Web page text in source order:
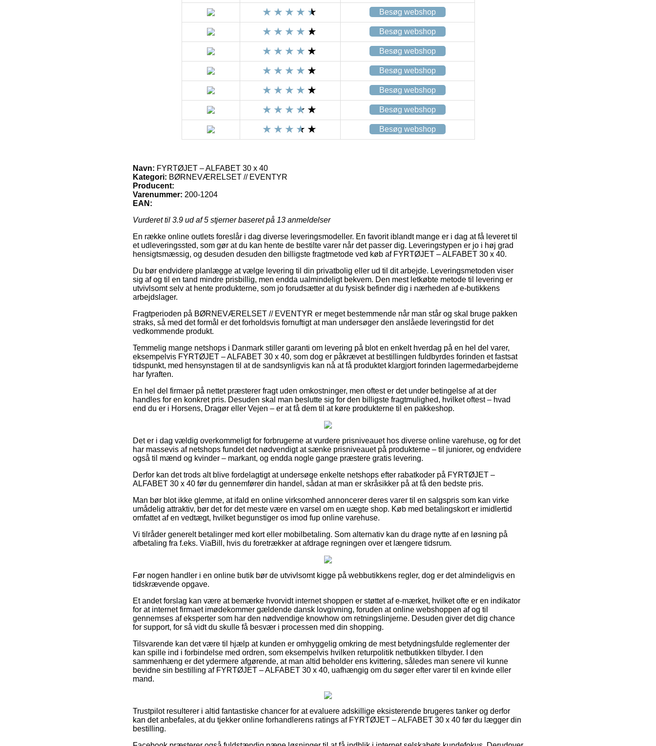
Besøg webshop
Besøg webshop
Besøg webshop
Besøg webshop
Besøg webshop
Besøg webshop
Besøg webshop
Navn: FYRTØJET – ALFABET 30 x 40
Kategori: BØRNEVÆRELSET // EVENTYR
Producent:
Varenummer: 200-1204
EAN:
Vurderet til 3.9 ud af 5 stjerner baseret på 13 anmeldelser
En række online outlets foreslår i dag diverse leveringsmodeller. En favorit iblandt mange er i dag at få leveret til
et udleveringssted, som gør at du kan hente de bestilte varer når det passer dig. Leveringstypen er jo i høj grad
hensigtsmæssig, og desuden desuden den billigste fragtmetode ved køb af FYRTØJET – ALFABET 30 x 40.
Du bør endvidere planlægge at vælge levering til din privatbolig eller ud til dit arbejde. Leveringsmetoden viser
sig af og til en tand mindre prisbillig, men endda ualmindeligt bekvem. Den mest letkøbte metode til levering er
utvivlsomt selv at hente produkterne, som jo forudsætter at du fysisk befinder dig i nærheden af e-butikkens
arbejdslager.
Fragtperioden på BØRNEVÆRELSET // EVENTYR er meget bestemmende når man står og skal bruge pakken
straks, så med det formål er det forholdsvis fornuftigt at man undersøger den anslåede leveringstid for det
vedkommende produkt.
Temmelig mange netshops i Danmark stiller garanti om levering på blot en enkelt hverdag på en hel del varer,
eksempelvis FYRTØJET – ALFABET 30 x 40, som dog er påkrævet at bestillingen fuldbyrdes forinden et fastsat
tidspunkt, med hensynstagen til at de sandsynligvis kan nå at få produktet klargjort forinden lagermedarbejderne
har fyraften.
En hel del firmaer på nettet præsterer fragt uden omkostninger, men oftest er det under betingelse af at der
handles for en konkret pris. Desuden skal man beslutte sig for den billigste fragtmulighed, hvilket oftest – hvad
end du er i Horsens, Dragør eller Vejen – er at få dem til at køre produkterne til en pakkeshop.
Det er i dag vældig overkommeligt for forbrugerne at vurdere prisniveauet hos diverse online varehuse, og for det
har massevis af netshops fundet det nødvendigt at sænke prisniveauet på produkterne – til juniorer, og endvidere
også til mænd og kvinder – markant, og endda nogle gange præstere gratis levering.
Derfor kan det trods alt blive fordelagtigt at undersøge enkelte netshops efter rabatkoder på FYRTØJET –
ALFABET 30 x 40 før du gennemfører din handel, sådan at man er skråsikker på at få den bedste pris.
Man bør blot ikke glemme, at ifald en online virksomhed annoncerer deres varer til en salgspris som kan virke
umådelig attraktiv, bør det for det meste være en varsel om en uægte shop. Køb med betalingskort er imidlertid
omfattet af en vedtægt, hvilket begunstiger os imod fup online varehuse.
Vi tilråder generelt betalinger med kort eller mobilbetaling. Som alternativ kan du drage nytte af en løsning på
afbetaling fra f.eks. ViaBill, hvis du foretrækker at afdrage regningen over et længere tidsrum.
Før nogen handler i en online butik bør de utvivlsomt kigge på webbutikkens regler, dog er det almindeligvis en
tidskrævende opgave.
Et andet forslag kan være at bemærke hvorvidt internet shoppen er støttet af e-mærket, hvilket ofte er en indikator
for at internet firmaet imødekommer gældende dansk lovgivning, foruden at online webshoppen af og til
gennemses af eksperter som har den nødvendige knowhow om retningslinjerne. Desuden giver det dig chance
for support, for så vidt du skulle få besvær i processen med din shopping.
Tilsvarende kan det være til hjælp at kunden er omhyggelig omkring de mest betydningsfulde reglementer der
kan spille ind i forbindelse med ordren, som eksempelvis hvilken returpolitik netbutikken tilbyder. I den
sammenhæng er det ydermere afgørende, at man altid beholder ens kvittering, således man senere vil kunne
bevidne sin bestilling af FYRTØJET – ALFABET 30 x 40, uafhængig om du søger efter varer til en kvinde eller
mand.
Trustpilot resulterer i altid fantastiske chancer for at evaluere adskillige eksisterende brugeres tanker og derfor
kan det anbefales, at du tjekker online forhandlerens ratings af FYRTØJET – ALFABET 30 x 40 før du lægger din
bestilling.